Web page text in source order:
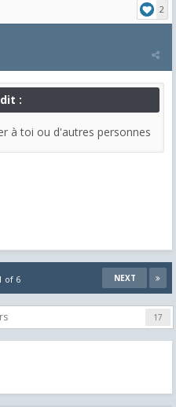
2
:
à toi ou d'autres personnes
NEXT
of 6
17